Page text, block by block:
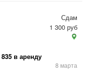
в аренду
8 марта
Сдам
1 300 руб